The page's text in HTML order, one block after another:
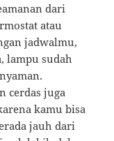
dari
atau
jadwalmu,
lampu sudah
cerdas juga
kamu bisa
jauh dari